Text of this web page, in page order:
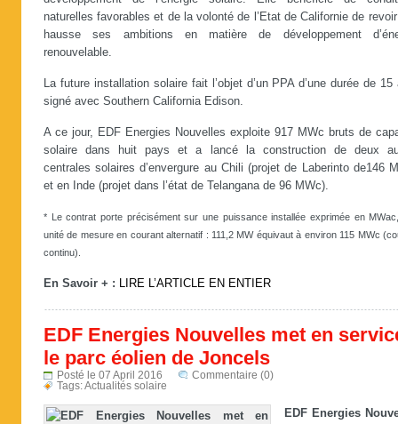
naturelles favorables et de la volonté de l’Etat de Californie de
hausse ses ambitions en matière de développement
renouvelable.
La future installation solaire fait l’objet d’un PPA d’une durée de 15
signé avec Southern California Edison.
A ce jour, EDF Energies Nouvelles exploite 917 MWc bruts de
solaire dans huit pays et a lancé la construction de deux
centrales solaires d’envergure au Chili (projet de Laberinto de146
et en Inde (projet dans l’état de Telangana de 96 MWc).
* Le contrat porte précisément sur une puissance installée exprimée en
unité de mesure en courant alternatif : 111,2 MW équivaut à environ 115 MWc
continu).
En Savoir + : LIRE L’ARTICLE EN ENTIER
EDF Energies Nouvelles met en
le parc éolien de Joncels
Posté le 07 April 2016
Commentaire (0)
Tags:Actualités solaire
EDF Energies